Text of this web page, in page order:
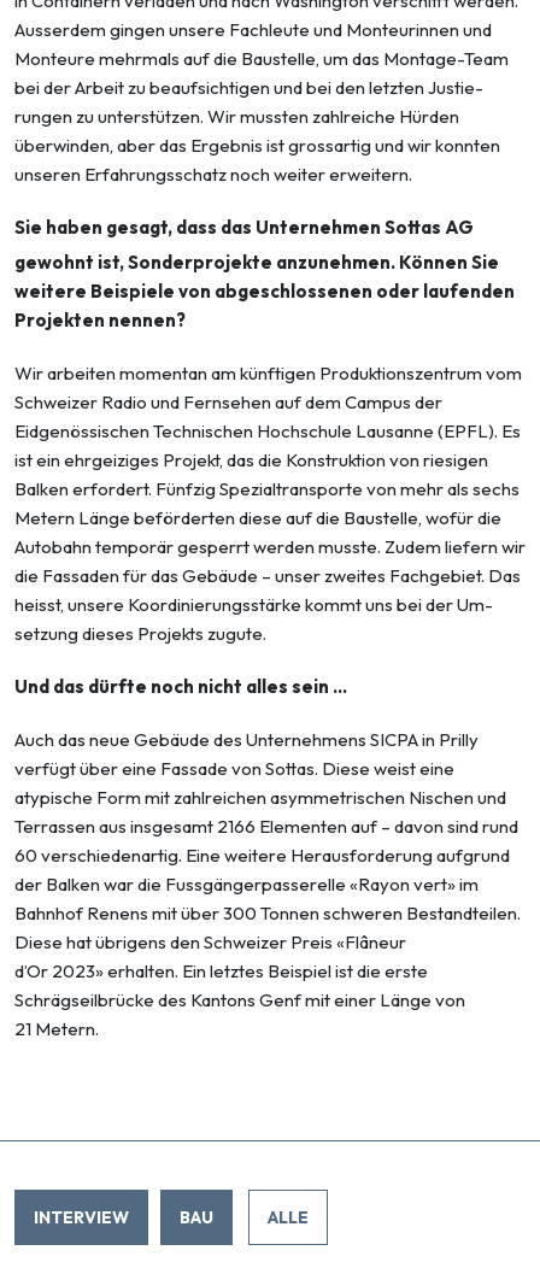
Ausserdem gingen unsere Fachleute und Monteurinnen und
Monteure mehrmals auf die Baustelle, um das Montage-Team
bei der Arbeit zu beaufsichtigen und bei den letzten Justie­
rungen zu unterstützen. Wir mussten zahlreiche Hürden
überwinden, aber das Ergebnis ist grossartig und wir konnten
unseren Erfahrungsschatz noch weiter erweitern.
Sie haben gesagt, dass das Unternehmen Sottas AG
gewohnt ist, Sonderprojekte anzuneh­men. Können Sie
weitere Beispiele von abgeschlossenen oder laufenden
Projekten nennen?
Wir arbeiten momentan am künftigen Produktionszentrum vom
Schweizer Radio und Fern­sehen auf dem Campus der
Eidgenössischen Technischen Hochschule Lausanne (EPFL). Es
ist ein ehrgeiziges Projekt, das die Konstruktion von riesigen
Balken erfordert. Fünfzig Spezial­transporte von mehr als sechs
Metern Länge beförderten diese auf die Baustelle, wofür die
Autobahn temporär gesperrt werden musste. Zudem liefern wir
die Fassaden für das Gebäude – unser zweites Fachgebiet. Das
heisst, unsere Koordinierungsstärke kommt uns bei der Um­
setzung dieses Projekts zugute.
Und das dürfte noch nicht alles sein …
Auch das neue Gebäude des Unternehmens SICPA in Prilly
verfügt über eine Fassade von Sottas. Diese weist eine
atypische Form mit zahlreichen asymmetrischen Nischen und
Terras­sen aus insgesamt 2166 Elementen auf – davon sind rund
60 verschiedenartig. Eine weitere Herausforderung aufgrund
der Balken war die Fussgängerpasserelle «Rayon vert» im
Bahnhof Renens mit über 300 Tonnen schweren Bestandteilen.
Diese hat übrigens den Schweizer Preis «Flâneur
d’Or 2023» erhalten. Ein letztes Beispiel ist die erste
Schrägseilbrücke des Kantons Genf mit einer Länge von
21 Metern.
INTERVIEW BAU ALLE